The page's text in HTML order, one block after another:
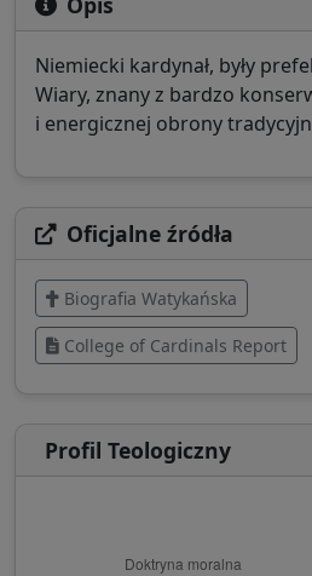
Niemiecki kardynał, były
Wiary, znany z bardzo
i energicznej obrony
Oficjalne źródła
Biografia Watykańska
College of Cardinals Report
Profil Teologiczny